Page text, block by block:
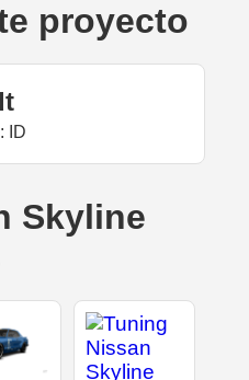
proyecto
ID
Skyline